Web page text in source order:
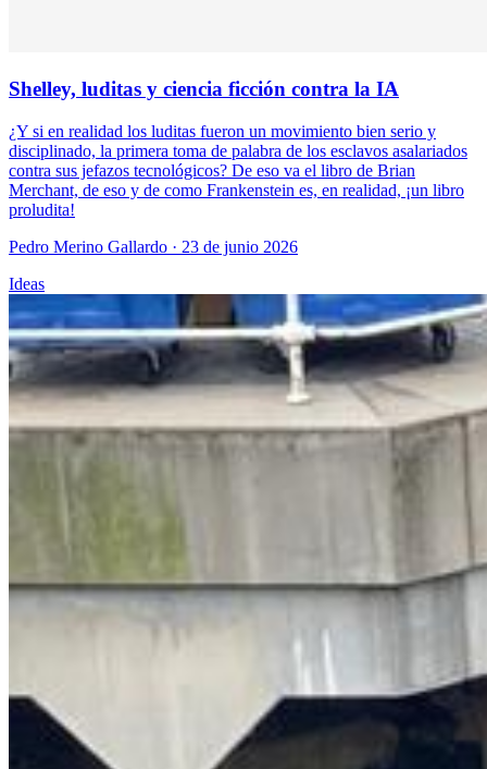
Shelley, luditas y ciencia ficción contra la IA
¿Y si en realidad los luditas fueron un movimiento bien serio y
disciplinado, la primera toma de palabra de los esclavos asalariados
contra sus jefazos tecnológicos? De eso va el libro de Brian
Merchant, de eso y de como Frankenstein es, en realidad, ¡un libro
proludita!
Pedro Merino Gallardo · 23 de junio 2026
Ideas